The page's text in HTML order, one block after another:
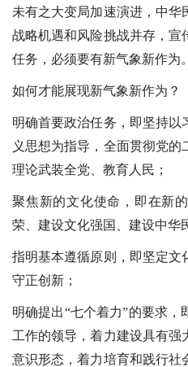
未有之大变局加速演进，中华
战略机遇和风险挑战并存，宣
任务，必须要有新气象新作为。
如何才能展现新气象新作为？
明确首要政治任务，即坚持以
义思想为指导，全面贯彻党
理论武装全党、教育人民；
聚焦新的文化使命，即在新
荣、建设文化强国、建设中华
指明基本遵循原则，即坚定文
守正创新；
明确提出“七个着力”的要求
工作的领导，着力建设具有强
意识形态，着力培育和践行社